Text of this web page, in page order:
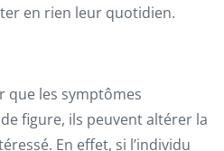
en rien leur quotidien.
que les symptômes
figure, ils peuvent altérer la
En effet, si l’individu